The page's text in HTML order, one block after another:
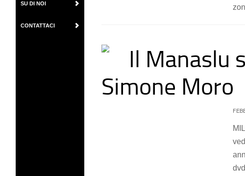
SU DI NOI
CONTATTACI
Il Manaslu
Simone Moro